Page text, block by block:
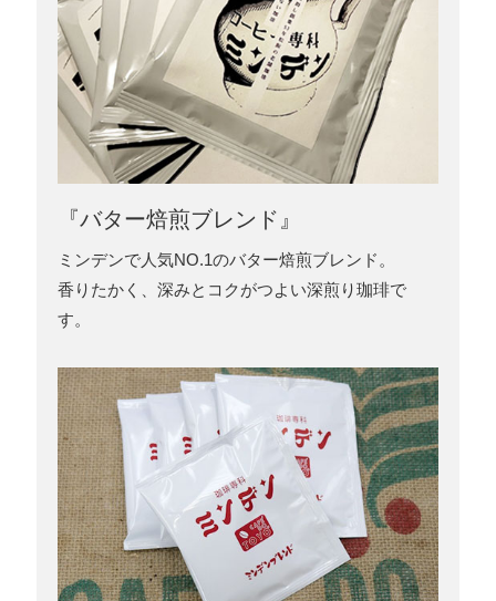
『バター焙煎ブレンド』
ミンデンで人気NO.1のバター焙煎ブレンド。
香りたかく、深みとコクがつよい深煎り珈琲で
す。